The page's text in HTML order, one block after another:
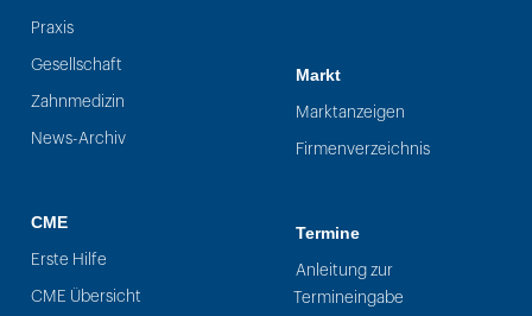
Praxis
Gesellschaft
Zahnmedizin
News-Archiv
CME
Erste Hilfe
CME Übersicht
Markt
Marktanzeigen
Firmenverzeichnis
Termine
Anleitung zur
Termineingabe